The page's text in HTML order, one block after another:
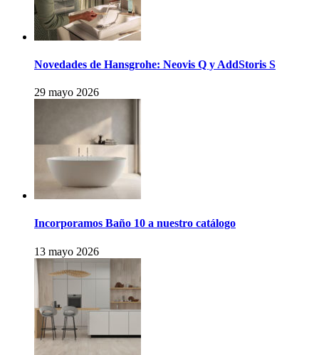
Novedades de Hansgrohe: Neovis Q y AddStoris S
29 mayo 2026
Incorporamos Baño 10 a nuestro catálogo
13 mayo 2026